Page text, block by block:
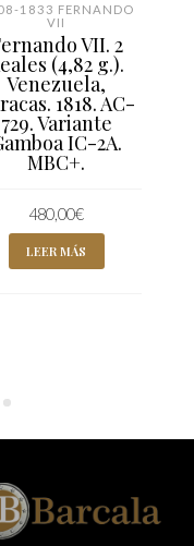
1833 FERNANDO
VII
VII. 2
(4,82 g.).
Venezuela,
1818. AC-
729. Variante
IC-2A.
MBC+.
480,00€
LEER MÁS